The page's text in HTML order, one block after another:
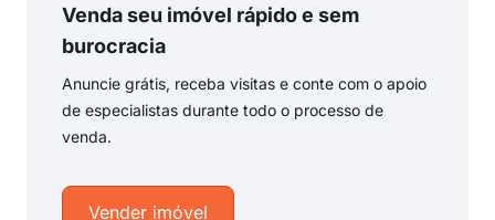
Venda seu imóvel rápido e sem
burocracia
Anuncie grátis, receba visitas e conte com o apoio
de especialistas durante todo o processo de
venda.
Vender imóvel